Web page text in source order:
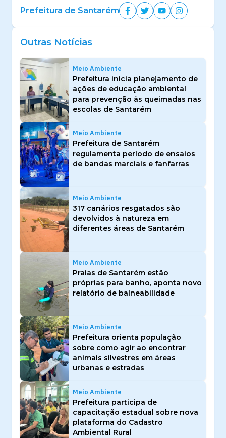
Prefeitura de Santarém
Outras Notícias
Meio Ambiente
Prefeitura inicia planejamento de
ações de educação ambiental
para prevenção às queimadas nas
escolas de Santarém
Meio Ambiente
Prefeitura de Santarém
regulamenta período de ensaios
de bandas marciais e fanfarras
Meio Ambiente
317 canários resgatados são
devolvidos à natureza em
diferentes áreas de Santarém
Meio Ambiente
Praias de Santarém estão
próprias para banho, aponta novo
relatório de balneabilidade
Meio Ambiente
Prefeitura orienta população
sobre como agir ao encontrar
animais silvestres em áreas
urbanas e estradas
Meio Ambiente
Prefeitura participa de
capacitação estadual sobre nova
plataforma do Cadastro
Ambiental Rural